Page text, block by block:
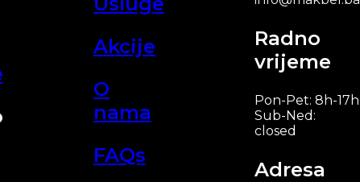
Akcije
O
nama
FAQs
Radno
vrijeme
Pon-Pet: 8h-17h
Sub-Ned:
closed
Adresa